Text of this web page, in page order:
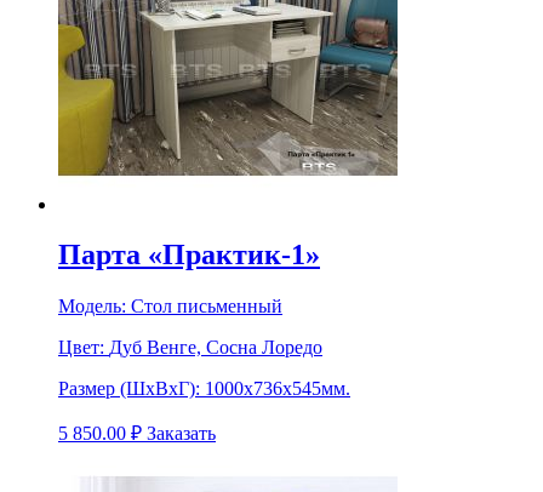
Парта «Практик-1»
Модель: Стол письменный
Цвет: Дуб Венге, Сосна Лоредо
Размер (ШхВхГ): 1000х736х545мм.
5 850.00 ₽ Заказать